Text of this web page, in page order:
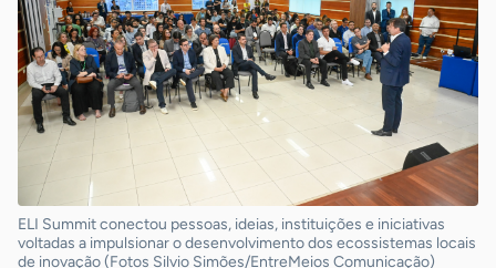
ELI Summit conectou pessoas, ideias, instituições e iniciativas
voltadas a impulsionar o desenvolvimento dos ecossistemas locais
de inovação (Fotos Silvio Simões/EntreMeios Comunicação)